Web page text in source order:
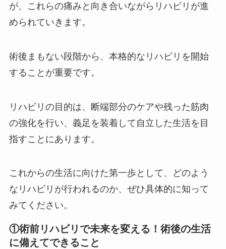
が、これらの痛みと向き合いながらリハビリが進
められていきます。
術後まもない段階から、本格的なリハビリを開始
することが重要です。
リハビリの目的は、断端部分のケアや残った筋肉
の強化を行い、義足を装着して自立した生活を目
指すことにあります。
これからの生活に向けた第一歩として、どのよう
なリハビリが行われるのか、ぜひ具体的に知って
みてください。
①術前リハビリで未来を変える！術後の生活
に備えてできること